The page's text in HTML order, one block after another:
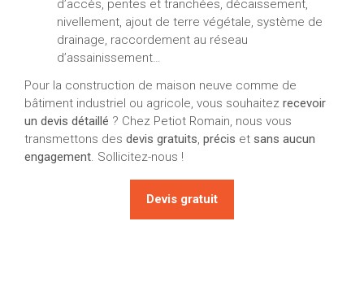
d’accès, pentes et tranchées, décaissement,
nivellement, ajout de terre végétale, système de
drainage, raccordement au réseau
d’assainissement…
Pour la construction de maison neuve comme de
bâtiment industriel ou agricole, vous souhaitez recevoir
un devis détaillé ? Chez Petiot Romain, nous vous
transmettons des devis gratuits, précis et sans aucun
engagement. Sollicitez-nous !
Devis gratuit